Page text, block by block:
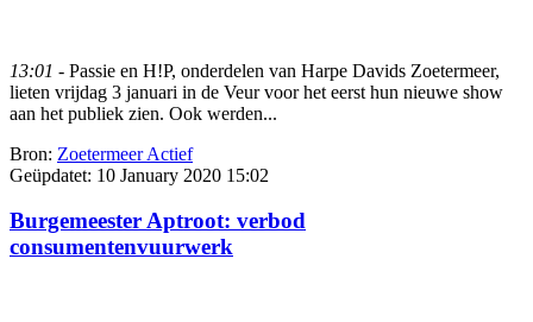
13:01 - Passie en H!P, onderdelen van Harpe Davids Zoetermeer,
lieten vrijdag 3 januari in de Veur voor het eerst hun nieuwe show
aan het publiek zien. Ook werden...
Bron: Zoetermeer Actief
Geüpdatet: 10 January 2020 15:02
Burgemeester Aptroot: verbod
consumentenvuurwerk